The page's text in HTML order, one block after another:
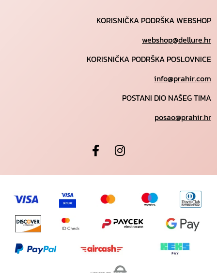
KORISNIČKA PODRŠKA WEBSHOP
webshop@dellure.hr
KORISNIČKA PODRŠKA POSLOVNICE
info@prahir.com
POSTANI DIO NAŠEG TIMA
posao@prahir.hr